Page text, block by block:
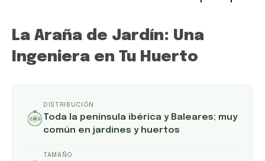
La Araña de Jardín: Una
Ingeniera en Tu Huerto
DISTRIBUCIÓN
Toda la península ibérica y Baleares; muy
común en jardines y huertos
TAMAÑO